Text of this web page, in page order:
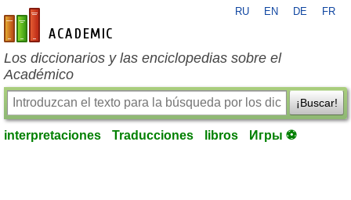
es-academic.com
RU EN DE FR
Los diccionarios y las enciclopedias sobre el
Académico
¡Buscar!
interpretaciones Traducciones libros Игры ⚽